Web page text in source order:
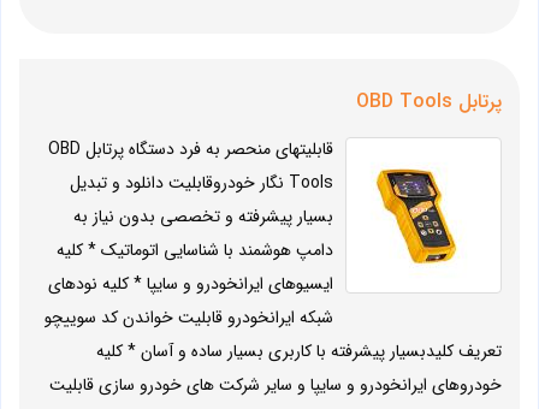
پرتابل OBD Tools
قابلیتهای منحصر به فرد دستگاه پرتابل OBD
Tools نگار خودروقابلیت دانلود و تبدیل
بسیار پیشرفته و تخصصی بدون نیاز به
دامپ هوشمند با شناسایی اتوماتیک * کلیه
ایسیوهای ایرانخودرو و سایپا * کلیه نودهای
شبکه ایرانخودرو قابلیت خواندن کد سوییچو
تعریف کلیدبسیار پیشرفته با کاربری بسیار ساده و آسان * کلیه
خودروهای ایرانخودرو و سایپا و سایر شرکت های خودرو سازی قابلیت